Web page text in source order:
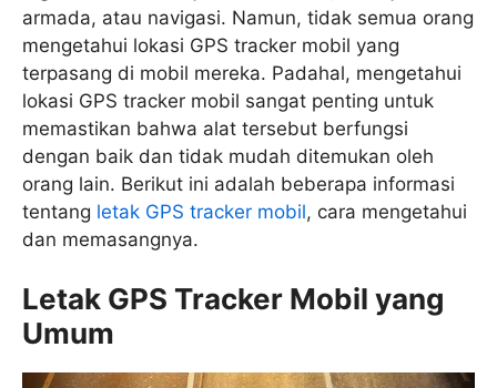
armada, atau navigasi. Namun, tidak semua orang
mengetahui lokasi GPS tracker mobil yang
terpasang di mobil mereka. Padahal, mengetahui
lokasi GPS tracker mobil sangat penting untuk
memastikan bahwa alat tersebut berfungsi
dengan baik dan tidak mudah ditemukan oleh
orang lain. Berikut ini adalah beberapa informasi
tentang letak GPS tracker mobil, cara mengetahui
dan memasangnya.
Letak GPS Tracker Mobil yang
Umum